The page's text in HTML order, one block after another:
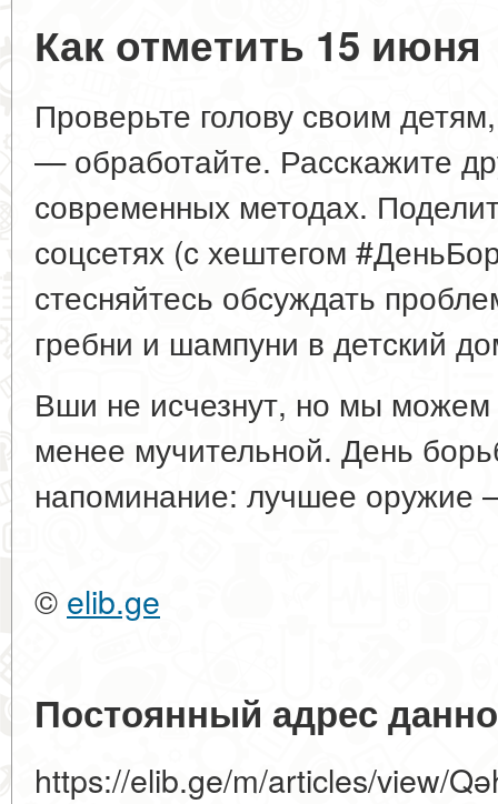
Как отметить 15 июня
Проверьте голову своим
— обработайте. Расскажите
современных методах.
соцсетях (с хештегом
стесняйтесь обсуждать
гребни и шампуни в детский
Вши не исчезнут, но мы можем
менее мучительной. День
напоминание: лучшее оружие
© elib.ge
Постоянный адрес
https://elib.ge/m/articles/view/